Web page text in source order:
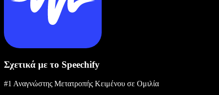
Σχετικά με το Speechify
#1 Αναγνώστης Μετατροπής Κειμένου σε Ομιλία